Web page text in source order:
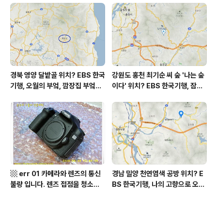
= 30 ㎍/m³ 황사는 보통 = 57 ㎍/m³ 자외선 (오후) =
보통 대기상태는 어제와 엇비슷합니다 대기상태가 전체적
으로 좋은 편입니다 초미세먼지 15 마이..
경북 영양 달밭골 위치? EBS 한국
기행, 오월의 부엌, 깜장집 부엌은
어디? / 경상북도 영양군 가볼 만
한 곳, 영양읍 상원리. KBS 인간극
장 임분노미 할머니
강원도 홍천 최기순 씨 숲 '나는 숲
이다' 위치? EBS 한국기행, 잠시
군 최기순 씨 캠핑장 펜션 어디? /
강원도 홍천군 가볼 만한 곳, (구)
까르돈, kbs 인간극장
▩ err 01 카메라와 렌즈의 통신
불량 입니다. 렌즈 접점을 청소하
경남 밀양 천연염색 공방 위치? E
BS 한국기행, 나의 고향으로 오라,